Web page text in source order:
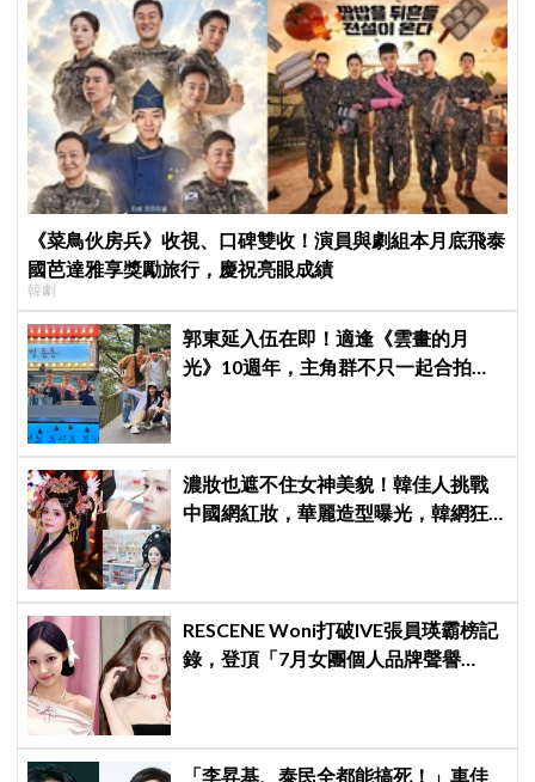
《菜鳥伙房兵》收視、口碑雙收！演員與劇組本月底飛泰
國芭達雅享獎勵旅行，慶祝亮眼成績
韓劇
郭東延入伍在即！適逢《雲畫的月
光》10週年，主角群不只一起合拍畫
濃妝也遮不住女神美貌！韓佳人挑戰
中國網紅妝，華麗造型曝光，韓網狂
RESCENE Woni打破IVE張員瑛霸榜記
錄，登頂「7月女團個人品牌聲譽
「李昇基、泰民全都能搞死！」車佳